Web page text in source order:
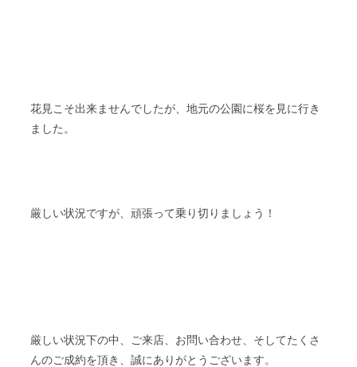
花見こそ出来ませんでしたが、地元の公園に桜を見に行き
ました。
厳しい状況ですが、頑張って乗り切りましょう！
厳しい状況下の中、ご来店、お問い合わせ、そしてたくさ
んのご成約を頂き、誠にありがとうございます。